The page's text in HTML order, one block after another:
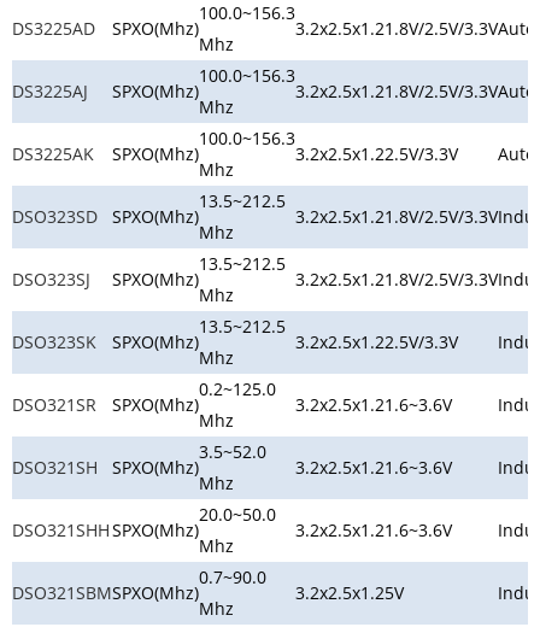
DS3225AD SPXO(Mhz)
100.0~156.3
Mhz
3.2x2.5x1.21.8V/2.5V/3.3V
DS3225AJ SPXO(Mhz)
100.0~156.3
Mhz
3.2x2.5x1.21.8V/2.5V/3.3V
DS3225AK SPXO(Mhz)
100.0~156.3
Mhz
3.2x2.5x1.22.5V/3.3V
DSO323SD SPXO(Mhz)
13.5~212.5
Mhz
3.2x2.5x1.21.8V/2.5V/3.3V
DSO323SJ SPXO(Mhz)
13.5~212.5
Mhz
3.2x2.5x1.21.8V/2.5V/3.3V
DSO323SK SPXO(Mhz)
13.5~212.5
Mhz
3.2x2.5x1.22.5V/3.3V
DSO321SR SPXO(Mhz)
0.2~125.0
Mhz
3.2x2.5x1.21.6~3.6V
DSO321SH SPXO(Mhz)
3.5~52.0
Mhz
3.2x2.5x1.21.6~3.6V
DSO321SHHSPXO(Mhz)
20.0~50.0
Mhz
3.2x2.5x1.21.6~3.6V
DSO321SBMSPXO(Mhz)
0.7~90.0
Mhz
3.2x2.5x1.25V